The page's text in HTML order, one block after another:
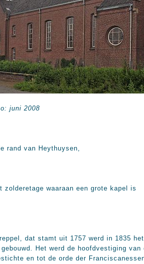
juni 2008
rand van Heythuysen,
zolderetage waaraan een grote kapel is
dat stamt uit 1757 werd in 1835 het
Het werd de hoofdvestiging van
en tot de orde der